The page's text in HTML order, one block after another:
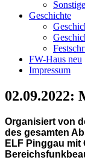
Geschichte
FW-Haus neu
Impressum
02.09.2022:
Organisiert von
des gesamten
ELF Pinggau mit